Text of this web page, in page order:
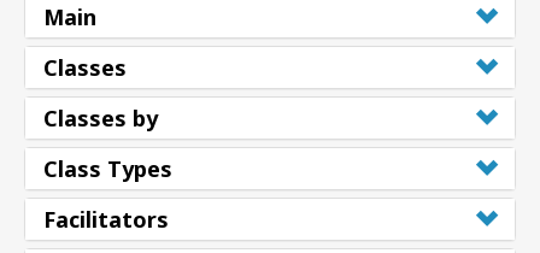
Main
Classes
Classes by
Class Types
Facilitators